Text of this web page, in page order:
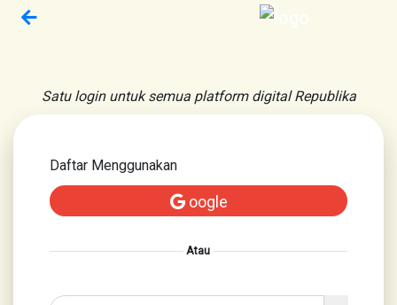
Satu login untuk semua platform digital Republika
Daftar Menggunakan
oogle
Atau